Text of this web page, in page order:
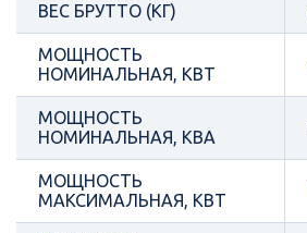
ВЕС БРУТТО (КГ)
МОЩНОСТЬ
НОМИНАЛЬНАЯ, КВТ
МОЩНОСТЬ
НОМИНАЛЬНАЯ, КВА
МОЩНОСТЬ
МАКСИМАЛЬНАЯ, КВТ